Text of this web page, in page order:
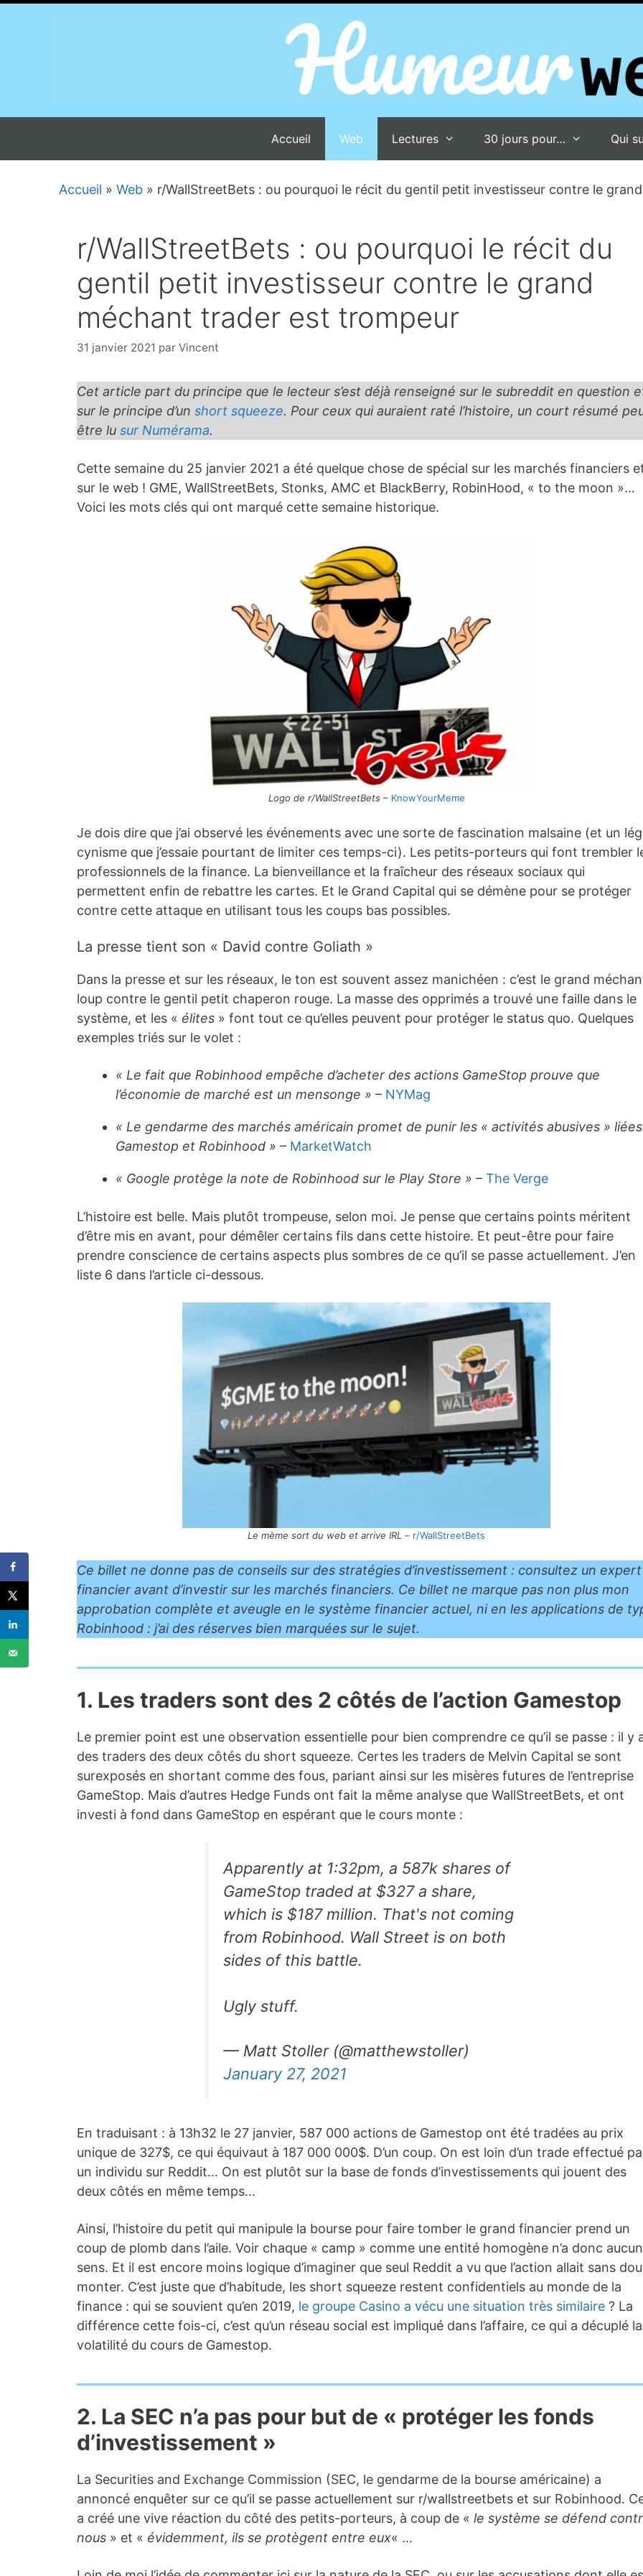
Accueil Web Lectures 30 jours pour… Qui
Accueil » Web » r/WallStreetBets : ou pourquoi le récit du gentil petit investisseur contre le
r/WallStreetBets : ou pourquoi le récit du
gentil petit investisseur contre le grand
méchant trader est trompeur
31 janvier 2021 par Vincent
Cet article part du principe que le lecteur s’est déjà renseigné sur le subreddit en question
sur le principe d’un short squeeze. Pour ceux qui auraient raté l’histoire, un court résumé
être lu sur Numérama.
Cette semaine du 25 janvier 2021 a été quelque chose de spécial sur les marchés financiers
sur le web ! GME, WallStreetBets, Stonks, AMC et BlackBerry, RobinHood, « to the moon »…
Voici les mots clés qui ont marqué cette semaine historique.
Logo de r/WallStreetBets– KnowYourMeme
Je dois dire que j’ai observé les événements avec une sorte de fascination malsaine (et un
cynisme que j’essaie pourtant de limiter ces temps-ci). Les petits-porteurs qui font trembler
professionnels de la finance. La bienveillance et la fraîcheur des réseaux sociaux qui
permettent enfin de rebattre les cartes. Et le Grand Capital qui se démène pour se protéger
contre cette attaque en utilisant tous les coups bas possibles.
La presse tient son « David contre Goliath »
Dans la presse et sur les réseaux, le ton est souvent assez manichéen : c’est le grand
loup contre le gentil petit chaperon rouge. La masse des opprimés a trouvé une faille dans le
système, et les « élites » font tout ce qu’elles peuvent pour protéger le status quo. Quelques
exemples triés sur le volet :
« Le fait que Robinhood empêche d’acheter des actions GameStop prouve que
l’économie de marché est un mensonge » – NYMag
« Le gendarme des marchés américain promet de punir les « activités abusives »
Gamestop et Robinhood » – MarketWatch
« Google protège la note de Robinhood sur le Play Store » – The Verge
L’histoire est belle. Mais plutôt trompeuse, selon moi. Je pense que certains points méritent
d’être mis en avant, pour démêler certains fils dans cette histoire. Et peut-être pour faire
prendre conscience de certains aspects plus sombres de ce qu’il se passe actuellement. J’en
liste 6 dans l’article ci-dessous.
Le mème sort du web et arrive IRL – r/WallStreetBets
Ce billet ne donne pas de conseils sur des stratégies d’investissement : consultez un expert
financier avant d’investir sur les marchés financiers. Ce billet ne marque pas non plus mon
approbation complète et aveugle en le système financier actuel, ni en les applications de
Robinhood : j’ai des réserves bien marquées sur le sujet.
1. Les traders sont des 2 côtés de l’action Gamestop
Le premier point est une observation essentielle pour bien comprendre ce qu’il se passe : il y
des traders des deux côtés du short squeeze. Certes les traders de Melvin Capital se sont
surexposés en shortant comme des fous, pariant ainsi sur les misères futures de l’entreprise
GameStop. Mais d’autres Hedge Funds ont fait la même analyse que WallStreetBets, et ont
investi à fond dans GameStop en espérant que le cours monte :
Apparently at 1:32pm, a 587k shares of
GameStop traded at $327 a share,
which is $187 million. That's not coming
from Robinhood. Wall Street is on both
sides of this battle.
Ugly stuff.
— Matt Stoller (@matthewstoller)
January 27, 2021
En traduisant : à 13h32 le 27 janvier, 587 000 actions de Gamestop ont été tradées au prix
unique de 327$, ce qui équivaut à 187 000 000$. D’un coup. On est loin d’un trade effectué
un individu sur Reddit… On est plutôt sur la base de fonds d’investissements qui jouent des
deux côtés en même temps…
Ainsi, l’histoire du petit qui manipule la bourse pour faire tomber le grand financier prend un
coup de plomb dans l’aile. Voir chaque « camp » comme une entité homogène n’a donc aucun
sens. Et il est encore moins logique d’imaginer que seul Reddit a vu que l’action allait sans
monter. C’est juste que d’habitude, les short squeeze restent confidentiels au monde de la
finance : qui se souvient qu’en 2019, le groupe Casino a vécu une situation très similaire ? La
différence cette fois-ci, c’est qu’un réseau social est impliqué dans l’affaire, ce qui a décuplé la
volatilité du cours de Gamestop.
2. La SEC n’a pas pour but de « protéger les fonds
d’investissement »
La Securities and Exchange Commission (SEC, le gendarme de la bourse américaine) a
annoncé enquêter sur ce qu’il se passe actuellement sur r/wallstreetbets et sur Robinhood.
a créé une vive réaction du côté des petits-porteurs, à coup de « le système se défend
nous » et « évidemment, ils se protègent entre eux« …